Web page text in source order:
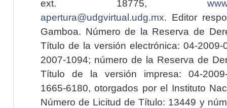
ext. 18775,
apertura@udgvirtual.udg.mx. Editor
Gamboa. Número de la Reserva de
Título de la versión electrónica: 04-2009-
2007-1094; número de la Reserva de
Título de la versión impresa: 04-2009-
1665-6180, otorgados por el Instituto
Número de Licitud de Título: 13449 y